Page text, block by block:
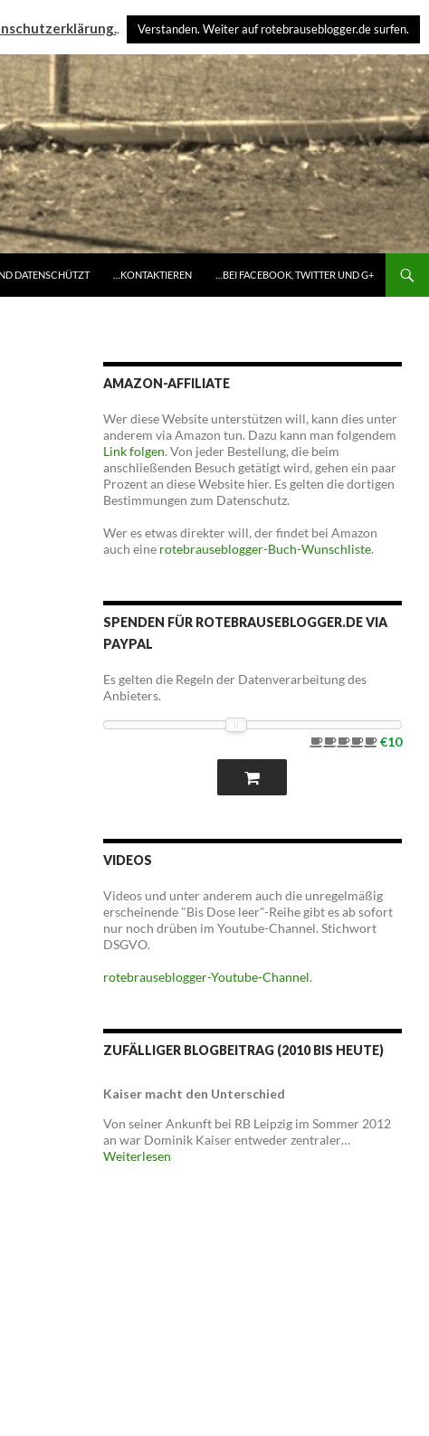
DATENSCHÜTZT …KONTAKTIEREN …BEI FACEBOOK, TWITTER UND G+
AMAZON-AFFILIATE
Wer diese Website unterstützen will, kann dies unter
anderem via Amazon tun. Dazu kann man folgendem
Link folgen. Von jeder Bestellung, die beim
anschließenden Besuch getätigt wird, gehen ein paar
Prozent an diese Website hier. Es gelten die dortigen
Bestimmungen zum Datenschutz.
Wer es etwas direkter will, der findet bei Amazon
auch eine rotebrauseblogger-Buch-Wunschliste.
SPENDEN FÜR ROTEBRAUSEBLOGGER.DE VIA
PAYPAL
Es gelten die Regeln der Datenverarbeitung des
Anbieters.
€10
VIDEOS
Videos und unter anderem auch die unregelmäßig
erscheinende "Bis Dose leer"-Reihe gibt es ab sofort
nur noch drüben im Youtube-Channel. Stichwort
DSGVO.
rotebrauseblogger-Youtube-Channel.
ZUFÄLLIGER BLOGBEITRAG (2010 BIS HEUTE)
Kaiser macht den Unterschied
Von seiner Ankunft bei RB Leipzig im Sommer 2012
an war Dominik Kaiser entweder zentraler…
Weiterlesen
. Verstanden. Weiter auf rotebrauseblogger.de surfen.